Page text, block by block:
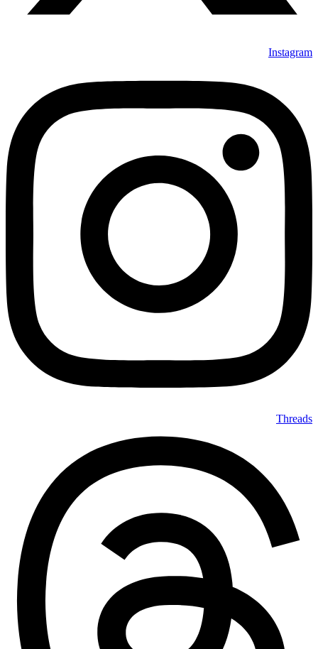
Instagram
Threads